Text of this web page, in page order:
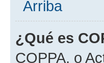
Arriba
¿Qué es
COPPA, o